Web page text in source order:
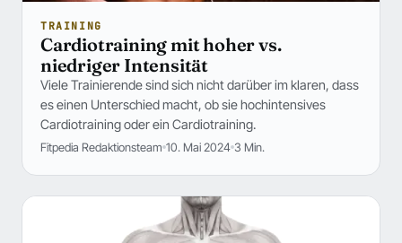
TRAINING
Cardiotraining mit hoher vs.
niedriger Intensität
Viele Trainierende sind sich nicht darüber im klaren, dass
es einen Unterschied macht, ob sie hochintensives
Cardiotraining oder ein Cardiotraining.
Fitpedia Redaktionsteam 10. Mai 2024 3 Min.